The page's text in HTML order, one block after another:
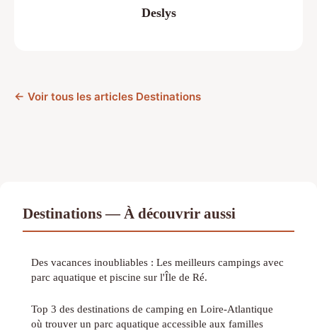
Deslys
← Voir tous les articles Destinations
Destinations — À découvrir aussi
Des vacances inoubliables : Les meilleurs campings avec
parc aquatique et piscine sur l'Île de Ré.
Top 3 des destinations de camping en Loire-Atlantique
où trouver un parc aquatique accessible aux familles